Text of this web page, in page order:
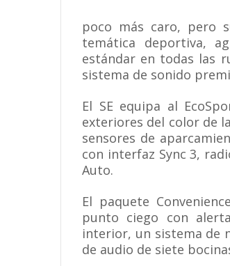
poco más caro, pero
temática deportiva,
estándar en todas las
sistema de sonido
El SE equipa al
exteriores del color de
sensores de
con interfaz Sync 3,
Auto.
El paquete
punto ciego con
interior, un sistema de
de audio de siete